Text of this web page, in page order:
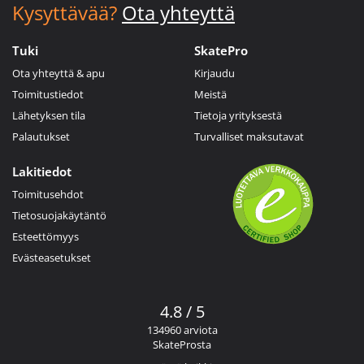
Kysyttävää? Ota yhteyttä
Tuki
Ota yhteyttä & apu
Toimitustiedot
Lähetyksen tila
Palautukset
SkatePro
Kirjaudu
Meistä
Tietoja yrityksestä
Turvalliset maksutavat
Lakitiedot
Toimitusehdot
Tietosuojakäytäntö
Esteettömyys
Evästeasetukset
4.8 / 5
134960 arviota
SkateProsta